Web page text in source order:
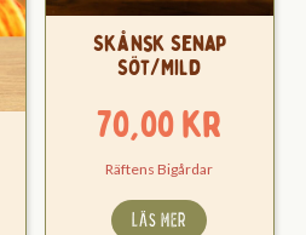
Skånsk Senap
Söt/Mild
70,00kr
Räftens Bigårdar
LÄS MER